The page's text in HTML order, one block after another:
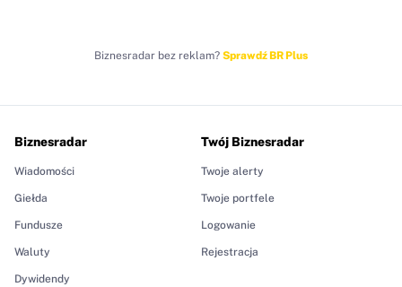
Biznesradar bez reklam? Sprawdź BR Plus
Biznesradar
Wiadomości
Giełda
Fundusze
Waluty
Dywidendy
Twój Biznesradar
Twoje alerty
Twoje portfele
Logowanie
Rejestracja